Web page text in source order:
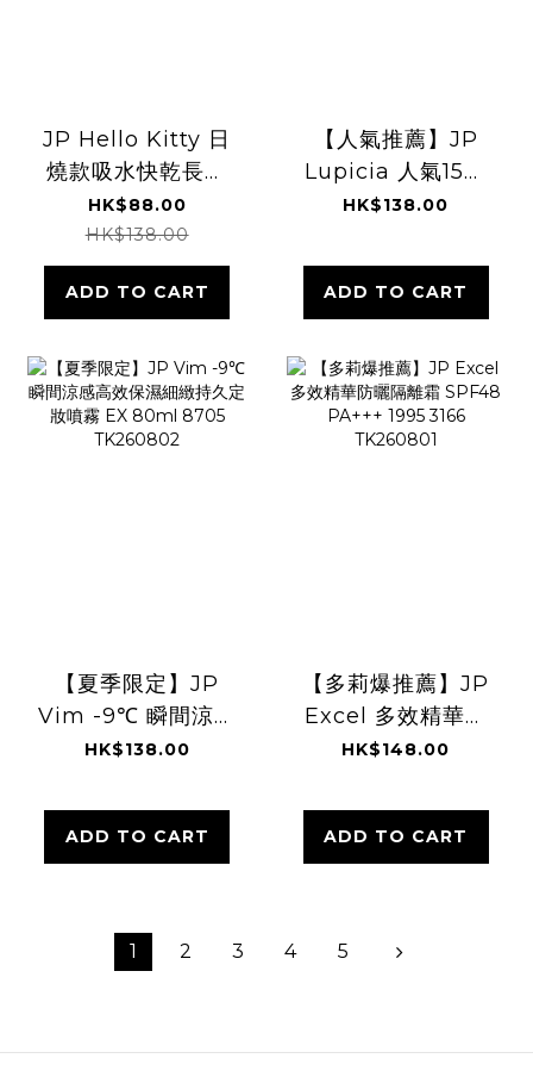
JP Hello Kitty 日
燒款吸水快乾長毛
巾 40x100 2071
TK260806
HK$88.00
HK$138.00
ADD TO CART
【人氣推薦】JP
Lupicia 人氣15款
茶包套裝 1267
HK$138.00
ADD TO CART
【夏季限定】JP
Vim -9℃ 瞬間涼感
高效保濕細緻持久
8705 TK260802
HK$138.00
ADD TO CART
【多莉爆推薦】JP
Excel 多效精華防
曬隔離霜 SPF48
TK260801
HK$148.00
ADD TO CART
1 2 3 4 5